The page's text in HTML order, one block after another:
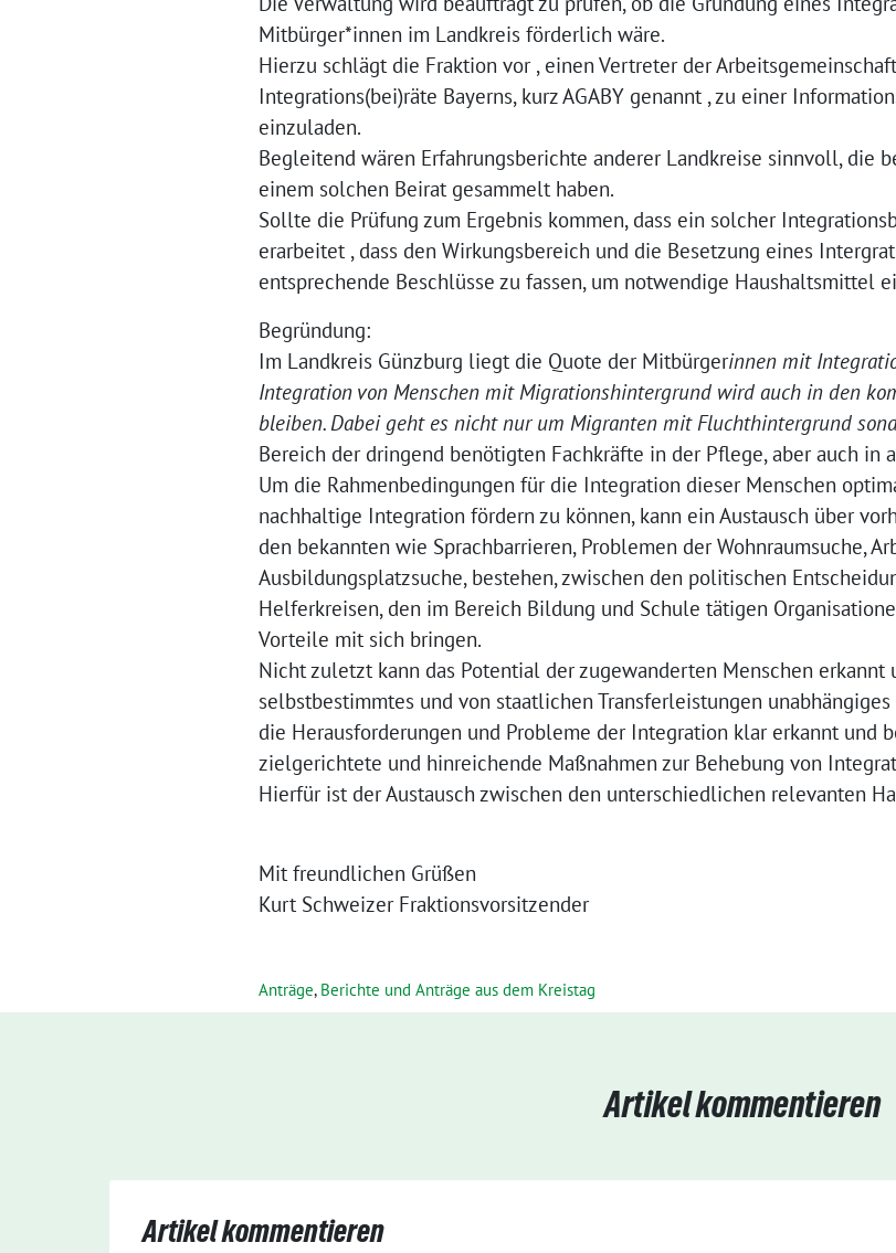
Mitbürger*innen im Landkreis förderlich wäre.
Hierzu schlägt die Fraktion vor , einen Vertreter der
Integrations(bei)räte Bayerns, kurz AGABY genannt , zu einer
einzuladen.
Begleitend wären Erfahrungsberichte anderer Landkreise sinnvoll, die
einem solchen Beirat gesammelt haben.
Sollte die Prüfung zum Ergebnis kommen, dass ein solcher
erarbeitet , dass den Wirkungsbereich und die Besetzung eines
entsprechende Beschlüsse zu fassen, um notwendige Haushaltsmittel
Begründung:
Im Landkreis Günzburg liegt die Quote der Mitbürgerinnen mit
Integration von Menschen mit Migrationshintergrund wird auch in den
bleiben. Dabei geht es nicht nur um Migranten mit Fluchthintergrund
Bereich der dringend benötigten Fachkräfte in der Pflege, aber auch in
Um die Rahmenbedingungen für die Integration dieser Menschen
nachhaltige Integration fördern zu können, kann ein Austausch über
den bekannten wie Sprachbarrieren, Problemen der Wohnraumsuche,
Ausbildungsplatzsuche, bestehen, zwischen den politischen
Helferkreisen, den im Bereich Bildung und Schule tätigen
Vorteile mit sich bringen.
Nicht zuletzt kann das Potential der zugewanderten Menschen
selbstbestimmtes und von staatlichen Transferleistungen
die Herausforderungen und Probleme der Integration klar erkannt und
zielgerichtete und hinreichende Maßnahmen zur Behebung von
Hierfür ist der Austausch zwischen den unterschiedlichen relevanten
Mit freundlichen Grüßen
Kurt Schweizer Fraktionsvorsitzender
Anträge, Berichte und Anträge aus dem Kreistag
Artikel kommentieren
Artikel kommentieren